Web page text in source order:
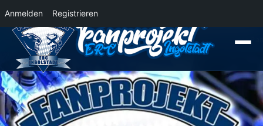
Anmelden Registrieren
NewsDer Panther Express 2026/2027 rollt nach Krefeld! Wohin rollt der